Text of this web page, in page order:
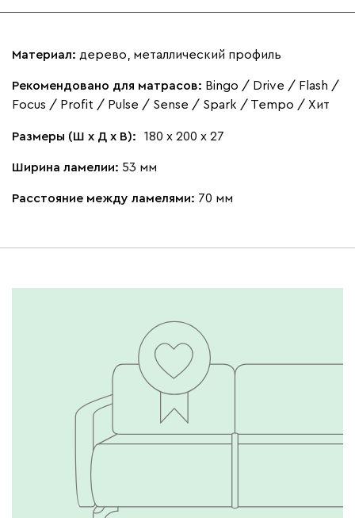
Материал: дерево, металлический профиль
Рекомендовано для матрасов: Bingo / Drive / Flash /
Focus / Profit / Pulse / Sense / Spark / Tempo / Хит
Размеры (Ш х Д х В): 180 х 200 х 27
Ширина ламелии: 53 мм
Расстояние между ламелями: 70 мм